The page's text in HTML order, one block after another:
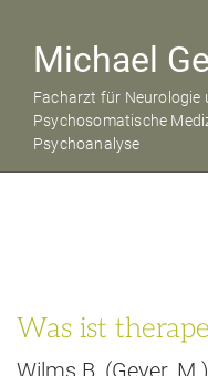
Michael
Facharzt für Neurologie
Psychosomatische
Psychoanalyse
Was ist